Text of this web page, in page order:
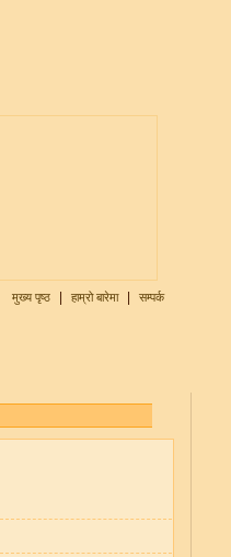
मुख्य पृष्ठ हाम्रो बारेमा सम्पर्क